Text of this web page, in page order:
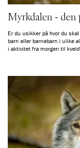
Myrkdalen - den
Er du usikker på hvor du
barn eller barnebarn i ulike
i aktivitet fra morgen til kveld?